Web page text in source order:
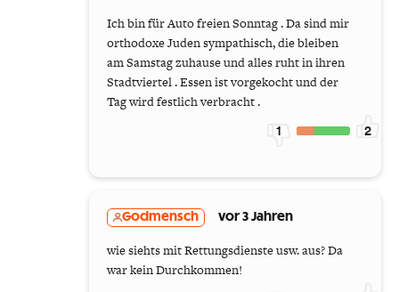
Ich bin für Auto freien Sonntag . Da sind mir
orthodoxe Juden sympathisch, die bleiben
am Samstag zuhause und alles ruht in ihren
Stadtviertel . Essen ist vorgekocht und der
Tag wird festlich verbracht .
1 2
Godmensch vor 3 Jahren
wie siehts mit Rettungsdienste usw. aus? Da
war kein Durchkommen!